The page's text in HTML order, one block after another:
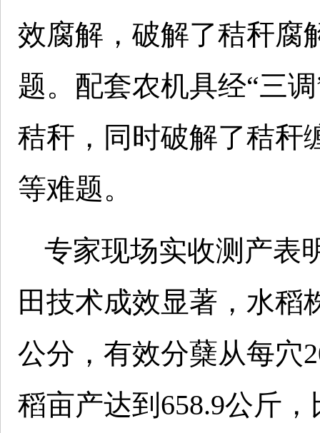
效腐解，破解了秸秆腐
题。配套农机具经“三
秸秆，同时破解了秸秆
等难题。
专家现场实收测产表
田技术成效显著，水
公分，有效分蘖从每穴
稻亩产达到658.9公斤